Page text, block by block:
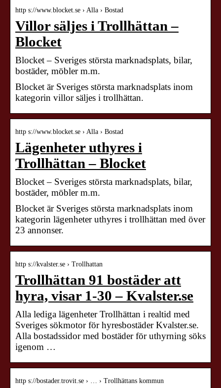
http s://www.blocket.se › Alla › Bostad
Villor säljes i Trollhättan –
Blocket
Blocket – Sveriges största marknadsplats, bilar,
bostäder, möbler m.m.
Blocket är Sveriges största marknadsplats inom
kategorin villor säljes i trollhättan.
http s://www.blocket.se › Alla › Bostad
Lägenheter uthyres i
Trollhättan – Blocket
Blocket – Sveriges största marknadsplats, bilar,
bostäder, möbler m.m.
Blocket är Sveriges största marknadsplats inom
kategorin lägenheter uthyres i trollhättan med över
23 annonser.
http s://kvalster.se › Trollhattan
Trollhättan 91 bostäder att
hyra, visar 1-30 – Kvalster.se
Alla lediga lägenheter Trollhättan i realtid med
Sveriges sökmotor för hyresbostäder Kvalster.se.
Alla bostadssidor med bostäder för uthyrning söks
igenom …
http s://bostader.trovit.se › … › Trollhättans kommun